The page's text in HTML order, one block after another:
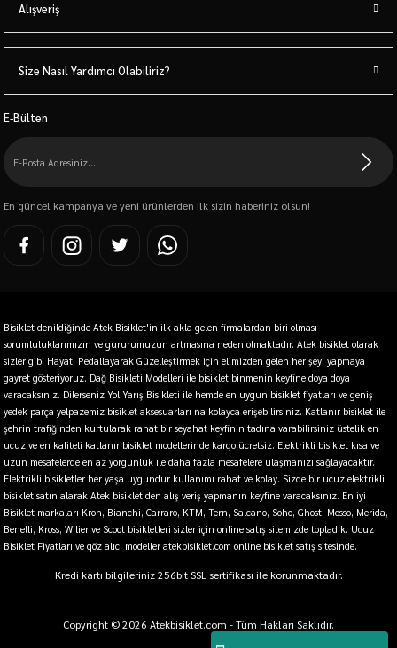
Alışveriş
Size Nasıl Yardımcı Olabiliriz?
E-Bülten
En güncel kampanya ve yeni ürünlerden ilk sizin haberiniz olsun!
Bisiklet denildiğinde Atek Bisiklet'in ilk akla gelen firmalardan biri olması
sorumluluklarımızın ve gururumuzun artmasına neden olmaktadır. Atek bisiklet olarak
sizler gibi Hayatı Pedallayarak Güzelleştirmek için elimizden gelen her şeyi yapmaya
gayret gösteriyoruz. Dağ Bisikleti Modelleri ile bisiklet binmenin keyfine doya doya
varacaksınız. Dilerseniz Yol Yarış Bisikleti ile hemde en uygun bisiklet fiyatları ve geniş
yedek parça yelpazemiz bisiklet aksesuarları na kolayca erişebilirsiniz. Katlanır bisiklet ile
şehrin trafiğinden kurtularak rahat bir seyahat keyfinin tadına varabilirsiniz üstelik en
ucuz ve en kaliteli katlanır bisiklet modellerinde kargo ücretsiz. Elektrikli bisiklet kısa ve
uzun mesafelerde en az yorgunluk ile daha fazla mesafelere ulaşmanızı sağlayacaktır.
Elektrikli bisikletler her yaşa uygundur kullanımı rahat ve kolay. Sizde bir ucuz elektrikli
bisiklet satın alarak Atek bisiklet'den alış veriş yapmanın keyfine varacaksınız. En iyi
Bisiklet markaları Kron, Bianchi, Carraro, KTM, Tern, Salcano, Soho, Ghost, Mosso, Merida,
Benelli, Kross, Wilier ve Scoot bisikletleri sizler için online satış sitemizde topladık. Ucuz
Bisiklet Fiyatları ve göz alıcı modeller atekbisiklet.com online bisiklet satış sitesinde.
Kredi kartı bilgileriniz 256bit SSL sertifikası ile korunmaktadır.
Copyright © 2026 Atekbisiklet.com - Tüm Hakları Saklıdır.